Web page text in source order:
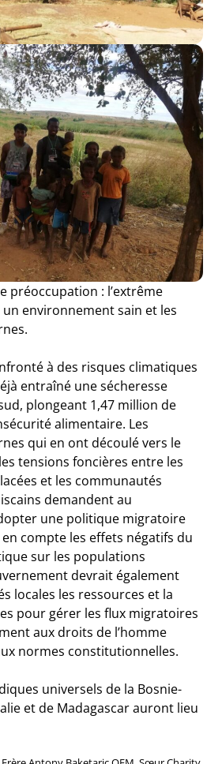
préoccupation : l’extrême
environnement sain et les
à des risques climatiques
entraîné une sécheresse
plongeant 1,47 million de
alimentaire. Les
qui en ont découlé vers le
tensions foncières entre les
et les communautés
demandent au
une politique migratoire
compte les effets négatifs du
sur les populations
devrait également
locales les ressources et la
pour gérer les flux migratoires
aux droits de l’homme
normes constitutionnelles.
universels de la Bosnie-
et de Madagascar auront lieu